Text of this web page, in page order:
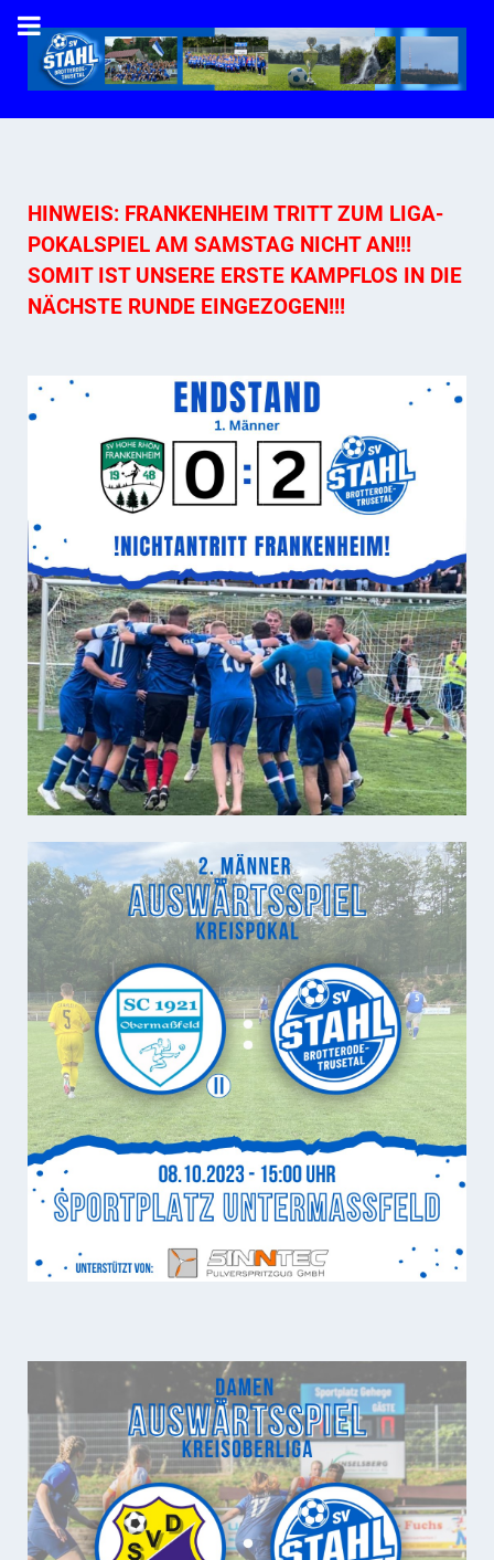
HINWEIS: FRANKENHEIM TRITT ZUM LIGA-
POKALSPIEL AM SAMSTAG NICHT AN!!!
SOMIT IST UNSERE ERSTE KAMPFLOS IN DIE
NÄCHSTE RUNDE EINGEZOGEN!!!